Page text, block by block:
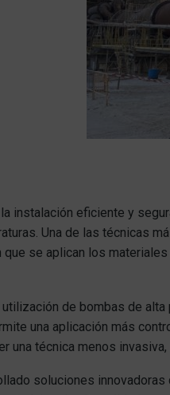
la instalación eficiente y
Una de las técnicas
que se aplican los
de bombas de
una aplicación más
una técnica menos
soluciones